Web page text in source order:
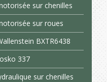
sur chenilles
sur roues
BXTR6438
337
sur chenilles